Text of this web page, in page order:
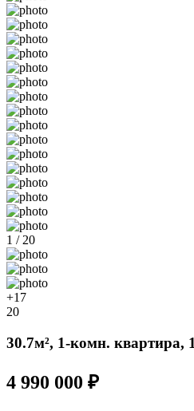
1 / 20
+17
20
30.7м², 1-комн. квартира,
4 990 000 ₽